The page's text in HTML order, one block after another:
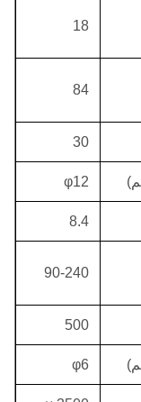
18
84
30
φ12
8.4
90-240
500
φ6